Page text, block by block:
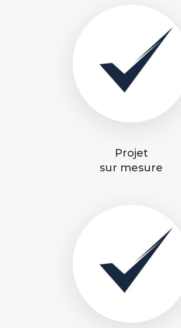
Projet
sur mesure